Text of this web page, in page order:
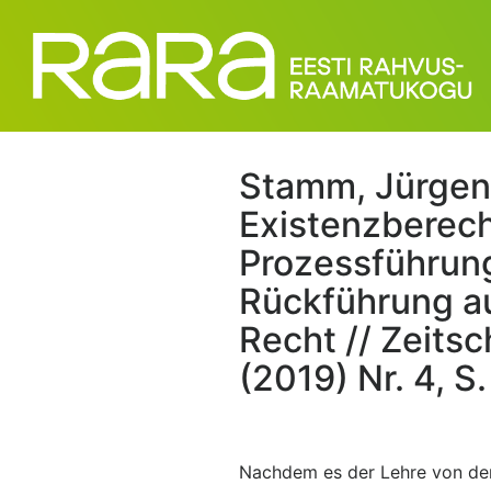
Stamm,
Rückführung
Recht //
(2019) Nr. 4,
Nachdem es der Lehre von